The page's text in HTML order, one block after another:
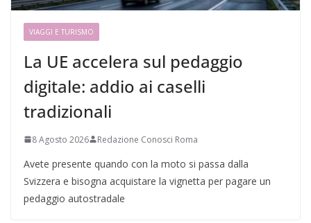
VIAGGI E TURISMO
La UE accelera sul pedaggio
digitale: addio ai caselli
tradizionali
8 Agosto 2026 Redazione Conosci Roma
Avete presente quando con la moto si passa dalla
Svizzera e bisogna acquistare la vignetta per pagare un
pedaggio autostradale